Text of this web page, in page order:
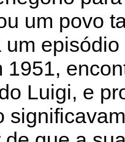
um povo
1951,
Luigi, e